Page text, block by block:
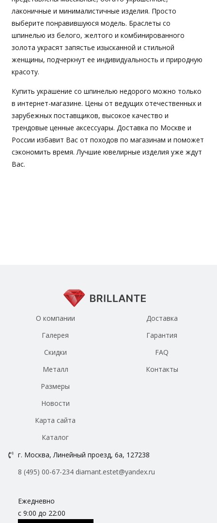
лаконичные и минималистичные изделия. Просто
выберите понравившуюся модель. Браслеты со
шпинелью из белого, желтого и комбинированного
золота украсят запястье изысканной и стильной
женщины, подчеркнут ее индивидуальность и природную
красоту.
Купить украшение со шпинелью недорого можно только
в интернет-магазине. Цены от ведущих отечественных и
зарубежных поставщиков, высокое качество и
трендовые ценные аксессуары. Доставка по Москве и
России избавит Вас от походов по магазинам и поможет
сэкономить время. Лучшие ювелирные изделия уже ждут
Вас.
О компании
Галерея
Скидки
Металл
Размеры
Новости
Доставка
Гарантия
FAQ
Контакты
Карта сайта
Каталог
г. Москва, Линейный проезд, 6а, 127238
8 (495) 00-67-234 diamant.estet@yandex.ru
Ежедневно
с 9:00 до 22:00